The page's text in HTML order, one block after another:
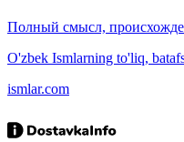
Полный смысл,
O'zbek Ismlarning to'liq,
ismlar.com